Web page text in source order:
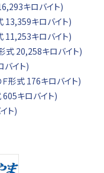
キロバイト)
13,359キロバイト)
11,253キロバイト)
式 20,258キロバイト)
バイト)
形式 176キロバイト)
605キロバイト)
ト)